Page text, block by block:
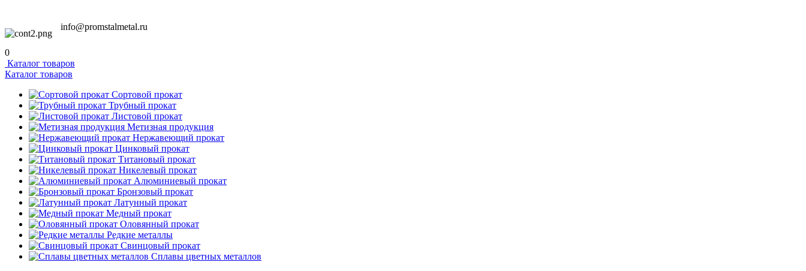
info@promstalmetal.ru
0
Каталог товаров
Каталог товаров
Сортовой прокат
Трубный прокат
Листовой прокат
Метизная продукция
Нержавеющий прокат
Цинковый прокат
Титановый прокат
Никелевый прокат
Алюминиевый прокат
Бронзовый прокат
Латунный прокат
Медный прокат
Оловянный прокат
Редкие металлы
Свинцовый прокат
Сплавы цветных металлов